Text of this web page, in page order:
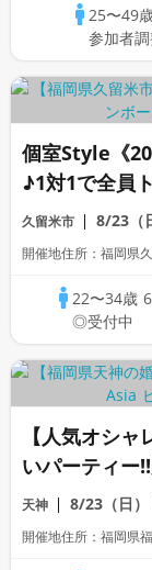
25〜49
参加者
個室Style《
♪1対1で全員
ーティー
久留米市 8/23（
開催地住所：福岡県
22〜34歳
◎受付中
【人気オシ
いパーティー
天神 8/23（日）
開催地住所：福岡県